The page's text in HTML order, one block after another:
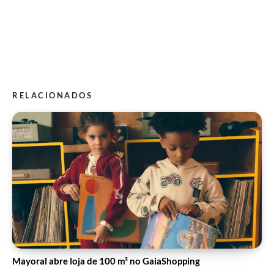
RELACIONADOS
Mayoral abre loja de 100 m² no GaiaShopping